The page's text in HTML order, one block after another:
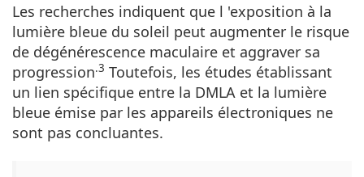
Les recherches indiquent que l 'exposition à la
lumière bleue du soleil peut augmenter le risque
de dégénérescence maculaire et aggraver sa
progression.3 Toutefois, les études établissant
un lien spécifique entre la DMLA et la lumière
bleue émise par les appareils électroniques ne
sont pas concluantes.